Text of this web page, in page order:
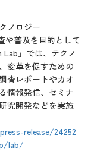
ノロジー
や普及を目的として
」では、テクノ
変革を促すための
査レポートやカオ
情報発信、セミナ
究開発などを実施
release/24252
lab/